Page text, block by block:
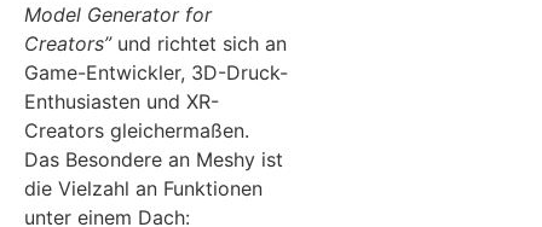
Model Generator for
Creators”und richtet sich an
Game-Entwickler, 3D-Druck-
Enthusiasten und XR-
Creators gleichermaßen.
Das Besondere an Meshy ist
die Vielzahl an Funktionen
unter einem Dach: